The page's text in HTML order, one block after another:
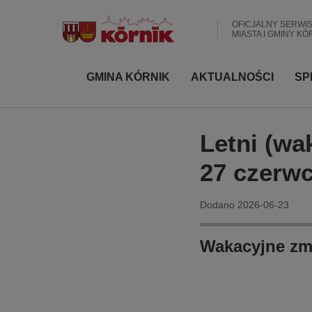
OFICJALNY SERWIS
MIASTA I GMINY
GMINA KÓRNIK AKTUALNOŚCI
Letni
27
Dodano 2026-06-23
Wakacyjne